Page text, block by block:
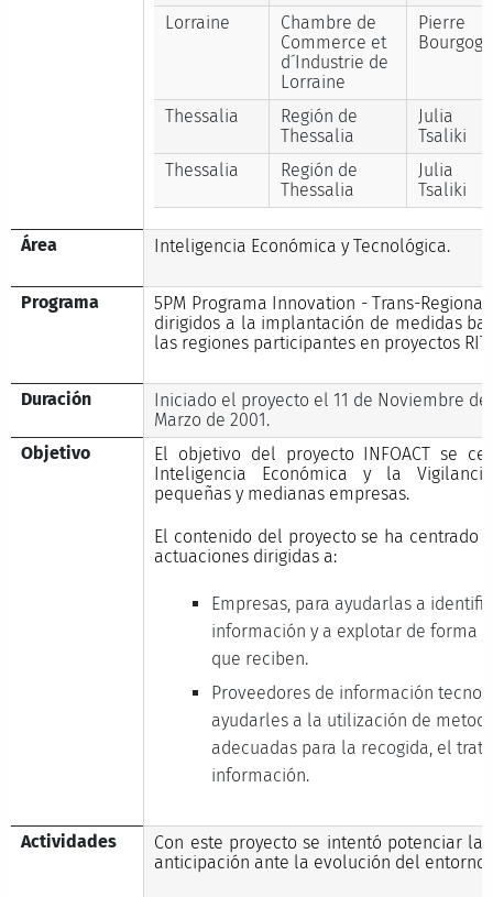
Lorraine
Chambre de
Commerce et
d´Industrie de
Lorraine
Pierre
Thessalia
Región de
Thessalia
Julia
Tsaliki
Thessalia
Región de
Thessalia
Julia
Tsaliki
Área Inteligencia Económica y Tecnológica.
Programa
5PM Programa Innovation - Trans-
dirigidos a la implantación de medidas
las regiones participantes en proyectos
Duración
Iniciado el proyecto el 11 de Noviembre de
Marzo de 2001.
Objetivo
El objetivo del proyecto INFOACT se
Inteligencia Económica y la
pequeñas y medianas empresas.
El contenido del proyecto se ha centrado
actuaciones dirigidas a:
Empresas, para ayudarlas a
información y a explotar de forma
que reciben.
Proveedores de información
ayudarles a la utilización de
adecuadas para la recogida, el
información.
Actividades
Con este proyecto se intentó potenciar
anticipación ante la evolución del entorno: